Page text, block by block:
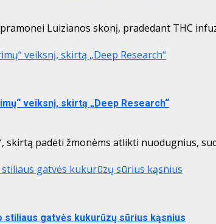
Luizianos skonį, pradedant THC
veiksnį, skirtą „Deep Research“
veiksnį, skirtą „Deep Research“
skirtą padėti žmonėms atlikti nuodugnius,
gatvės kukurūzų sūrius kąsnius
gatvės kukurūzų sūrius kąsnius